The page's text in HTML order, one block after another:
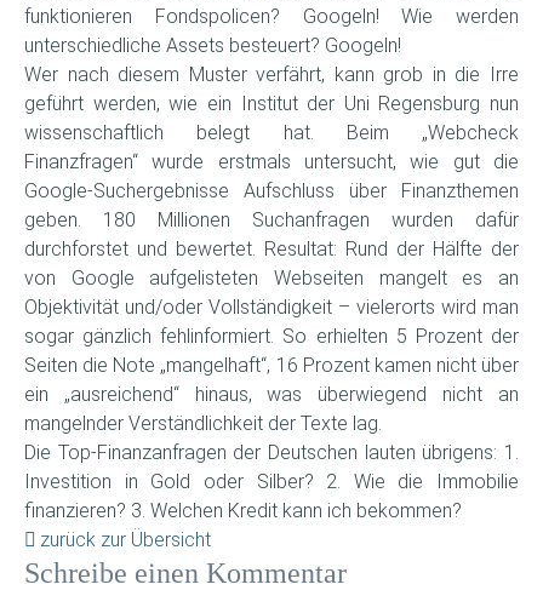
funktionieren Fondspolicen? Googeln! Wie werden
unterschiedliche Assets besteuert? Googeln!
Wer nach diesem Muster verfährt, kann grob in die Irre
geführt werden, wie ein Institut der Uni Regensburg nun
wissenschaftlich belegt hat. Beim „Webcheck
Finanzfragen“ wurde erstmals untersucht, wie gut die
Google-Suchergebnisse Aufschluss über Finanzthemen
geben. 180 Millionen Suchanfragen wurden dafür
durchforstet und bewertet. Resultat: Rund der Hälfte der
von Google aufgelisteten Webseiten mangelt es an
Objektivität und/oder Vollständigkeit – vielerorts wird man
sogar gänzlich fehlinformiert. So erhielten 5 Prozent der
Seiten die Note „mangelhaft“, 16 Prozent kamen nicht über
ein „ausreichend“ hinaus, was überwiegend nicht an
mangelnder Verständlichkeit der Texte lag.
Die Top-Finanzanfragen der Deutschen lauten übrigens: 1.
Investition in Gold oder Silber? 2. Wie die Immobilie
finanzieren? 3. Welchen Kredit kann ich bekommen?
zurück zur Übersicht
Schreibe einen Kommentar